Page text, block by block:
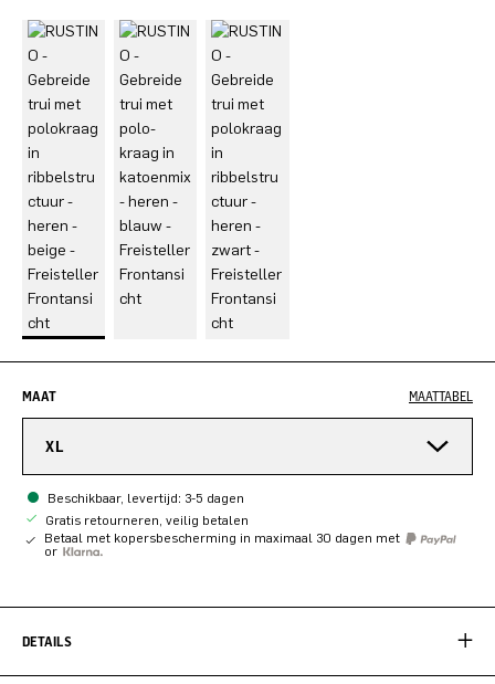
MAAT MAATTABEL
XL
Beschikbaar, levertijd: 3-5 dagen
Gratis retourneren, veilig betalen
Betaal met kopersbescherming in maximaal 30 dagen met
or
DETAILS